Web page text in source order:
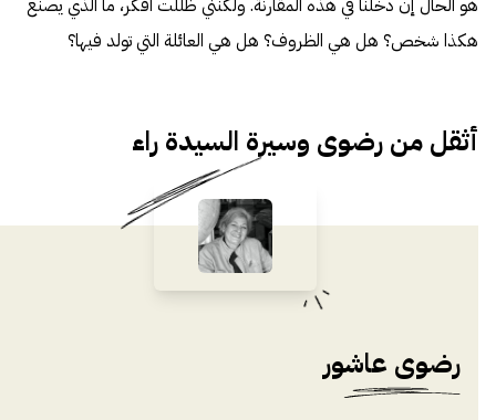
هو الحال إن دخلنا في هذه المقارنة. ولكنني ظللت أفكر، ما الذي يصنع
هكذا شخص؟ هل هي الظروف؟ هل هي العائلة التي تولد فيها؟
أثقل من رضوى وسيرة السيدة راء
رضوى عاشور